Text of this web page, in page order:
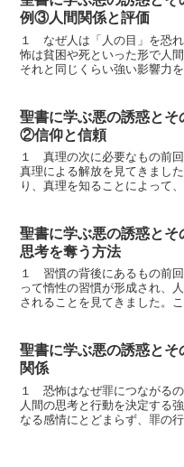
例③人間関係と評価
１ なぜ人は「人の目」を恐
怖は貧困や死といった形で人
それと同じくらい強い影響力
なわち他者の評価に対する恐
聖書に学ぶ悪の誘惑と
②信仰と信頼
１ 真理の次に必要なもの前回
真理による解放を見てきまし
り、真理を知ることによって
になりました。しかし、ここ
聖書に学ぶ悪の誘惑と
思考を奪う方法
１ 習慣の背後にあるもの前
って惰性の習慣が形成され、
されることを見てきました。
的に形成されるのではないと
聖書に学ぶ悪の誘惑と
関係
１ 恐怖はなぜ罪につながる
人間の思考と行動を決定する
なる感情にとどまらず、罪の
いに答えるためには、恐怖が